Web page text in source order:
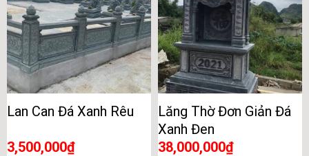
Lan Can Đá Xanh Rêu
3,500,000₫
Lăng Thờ Đơn Giản Đá
Xanh Đen
38,000,000₫